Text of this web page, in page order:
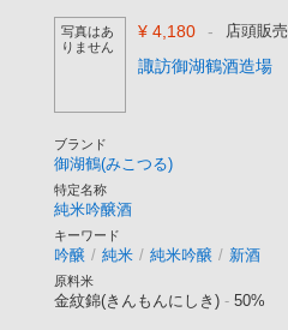
写真はあ
りません
¥ 4,180 - 店頭販売
諏訪御湖鶴酒造場
ブランド
御湖鶴(みこつる)
特定名称
純米吟醸酒
キーワード
吟醸 / 純米 / 純米吟醸 / 新酒
原料米
金紋錦(きんもんにしき) - 50%